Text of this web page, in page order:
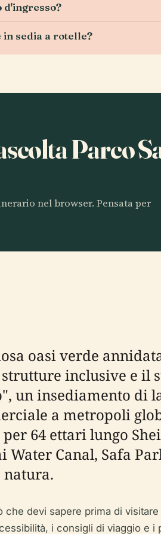
d'ingresso?
in sedia a rotelle?
Parco
nel browser. Pensata per
oasi verde
inclusive e il
un insediamento di
a metropoli
per 64 ettari lungo
Water Canal, Safa
natura.
che devi sapere prima di
i consigli di viaggio e